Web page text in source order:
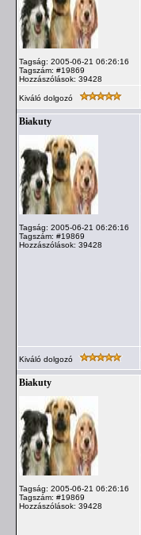
Tagság: 2005-06-21 06:26:16
Tagszám: #19869
Hozzászólások: 39428
Kiváló dolgozó
Biakuty
Tagság: 2005-06-21 06:26:16
Tagszám: #19869
Hozzászólások: 39428
Kiváló dolgozó
Biakuty
Tagság: 2005-06-21 06:26:16
Tagszám: #19869
Hozzászólások: 39428